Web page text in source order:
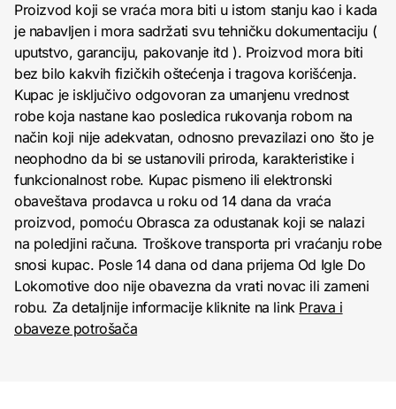
Proizvod koji se vraća mora biti u istom stanju kao i kada
je nabavljen i mora sadržati svu tehničku dokumentaciju (
uputstvo, garanciju, pakovanje itd ). Proizvod mora biti
bez bilo kakvih fizičkih oštećenja i tragova korišćenja.
Kupac je isključivo odgovoran za umanjenu vrednost
robe koja nastane kao posledica rukovanja robom na
način koji nije adekvatan, odnosno prevazilazi ono što je
neophodno da bi se ustanovili priroda, karakteristike i
funkcionalnost robe. Kupac pismeno ili elektronski
obaveštava prodavca u roku od 14 dana da vraća
proizvod, pomoću Obrasca za odustanak koji se nalazi
na poledjini računa. Troškove transporta pri vraćanju robe
snosi kupac. Posle 14 dana od dana prijema Od Igle Do
Lokomotive doo nije obavezna da vrati novac ili zameni
robu. Za detaljnije informacije kliknite na link Prava i
obaveze potrošača